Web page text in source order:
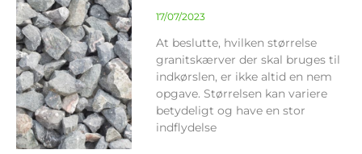
17/07/2023
At beslutte, hvilken størrelse
granitskærver der skal bruges til
indkørslen, er ikke altid en nem
opgave. Størrelsen kan variere
betydeligt og have en stor
indflydelse